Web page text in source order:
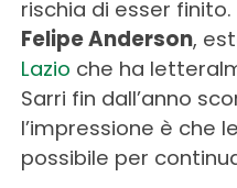
rischia di esser
Felipe Anderson,
Lazio che ha
Sarri fin dall’anno
l’impressione è che
possibile per